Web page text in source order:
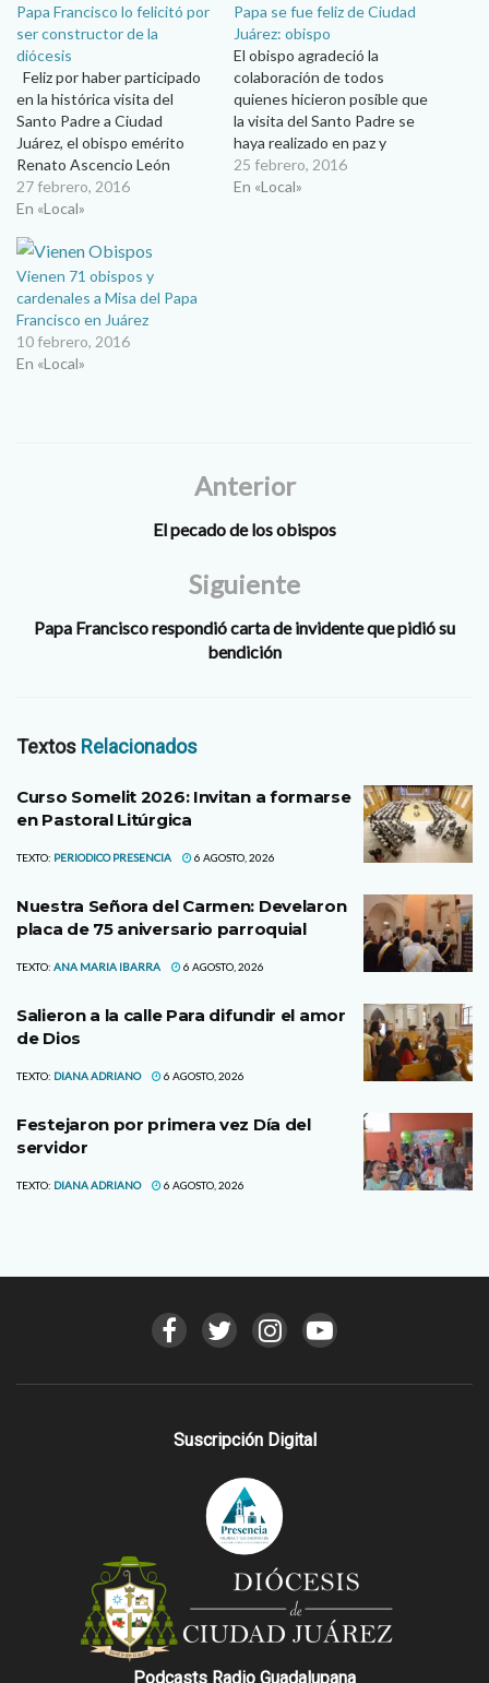
Papa Francisco lo felicitó por
ser constructor de la
diócesis
Feliz por haber participado
en la histórica visita del
Santo Padre a Ciudad
Juárez, el obispo emérito
Renato Ascencio León
compartió con Periódico
Presencia su experiencia de
en la comunidad a la que
pastoreó por 20 años. Dijo
que en la Misa que celebró…
27 febrero, 2016
En «Local»
Papa se fue feliz de Ciudad
Juárez: obispo
El obispo agradeció la
colaboración de todos
quienes hicieron posible que
la visita del Santo Padre se
haya realizado en paz y
armonía…y compartió
anécdotas con su Santidad
25 febrero, 2016
En «Local»
Vienen 71 obispos y
cardenales a Misa del Papa
Francisco en Juárez
10 febrero, 2016
En «Local»
Anterior
El pecado de los obispos
Siguiente
Papa Francisco respondió carta de invidente que pidió su
bendición
Textos Relacionados
Curso Somelit 2026: Invitan a formarse
en Pastoral Litúrgica
TEXTO: PERIODICO PRESENCIA 6 AGOSTO, 2026
Nuestra Señora del Carmen: Develaron
placa de 75 aniversario parroquial
TEXTO: ANA MARIA IBARRA 6 AGOSTO, 2026
Salieron a la calle Para difundir el amor
de Dios
TEXTO: DIANA ADRIANO 6 AGOSTO, 2026
Festejaron por primera vez Día del
servidor
TEXTO: DIANA ADRIANO 6 AGOSTO, 2026
Suscripción Digital
Podcasts Radio Guadalupana